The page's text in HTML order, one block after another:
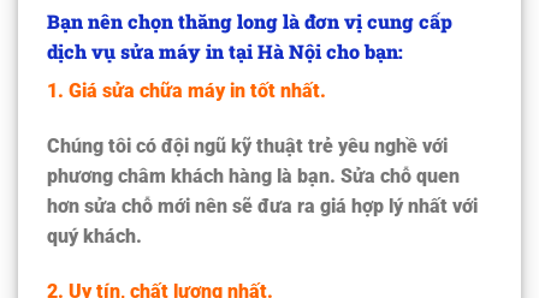
Bạn nên chọn thăng long là đơn vị cung cấp
dịch vụ sửa máy in tại Hà Nội cho bạn:
1. Giá sửa chữa máy in tốt nhất.
Chúng tôi có đội ngũ kỹ thuật trẻ yêu nghề với
phương châm khách hàng là bạn. Sửa chỗ quen
hơn sửa chỗ mới nên sẽ đưa ra giá hợp lý nhất với
quý khách.
2. Uy tín, chất lượng nhất.